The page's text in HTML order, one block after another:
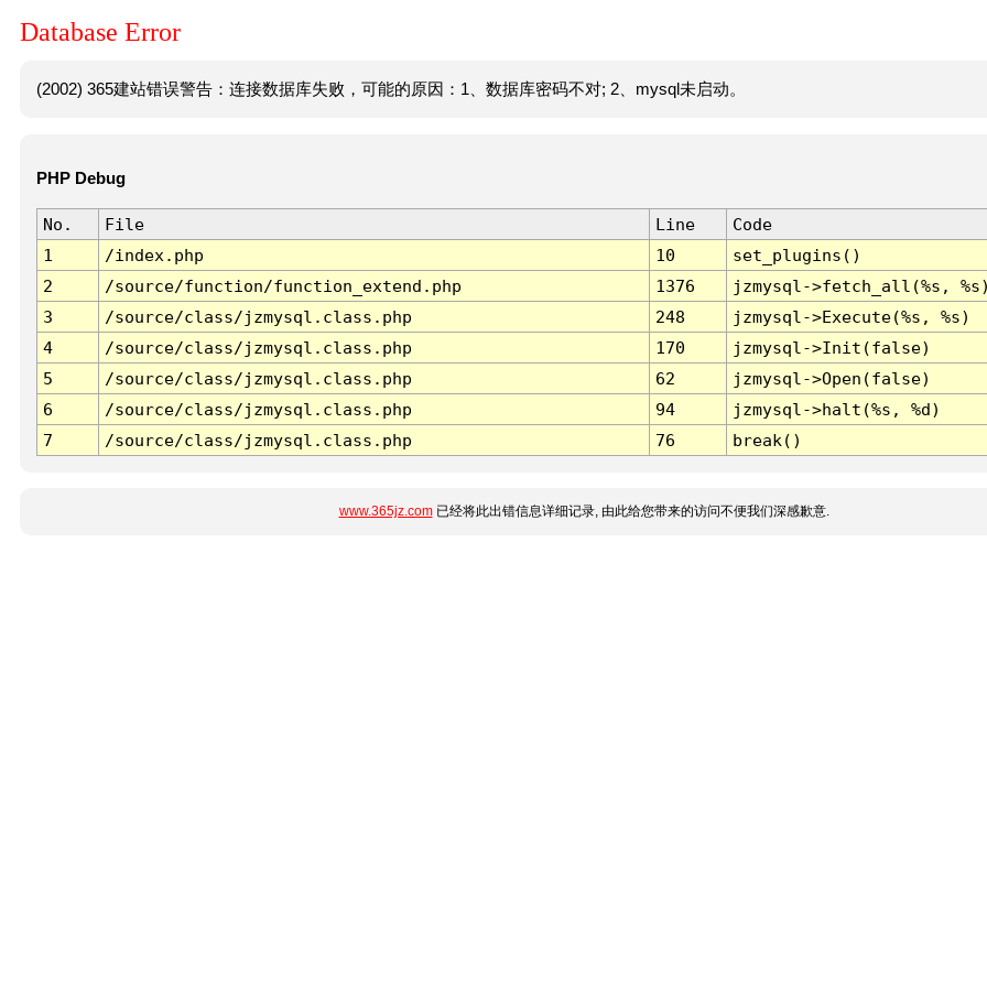
Database Error
(2002) 365建站错误警告：连接数据库失败，可能的原因：1、数据库密码不对; 2、mysql未启动。
PHP Debug
No. File Line
Code
1
/index.php 10
set_plugins()
2
/source/function/function_extend.php 1376
jzmysql->fetch_all(%s,
3
/source/class/jzmysql.class.php 248
jzmysql->Execute(%s, %s)
4
/source/class/jzmysql.class.php 170
jzmysql->Init(false)
5
/source/class/jzmysql.class.php 62
jzmysql->Open(false)
6
/source/class/jzmysql.class.php 94
jzmysql->halt(%s, %d)
7
/source/class/jzmysql.class.php 76 break()
www.365jz.com已经将此出错信息详细记录, 由此给您带来的访问不便我们深感歉意.